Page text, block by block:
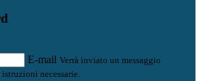
E-mail Verrà inviato un messaggio
necessarie.